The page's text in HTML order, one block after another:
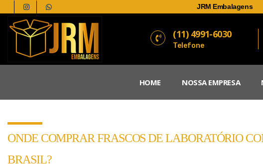
JRM Embalagens
(11) 4991-6030
Telefone
HOME NOSSA EMPRESA
ONDE COMPRAR FRASCOS DE LABORATÓRIO
BRASIL?